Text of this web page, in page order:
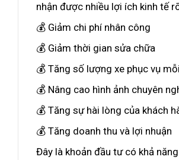
nhận được nhiều lợi ích kinh tế
💰 Giảm chi phí nhân công
💰 Giảm thời gian sửa chữa
💰 Tăng số lượng xe phục vụ
💰 Nâng cao hình ảnh chuyên
💰 Tăng sự hài lòng của khách
💰 Tăng doanh thu và lợi nhuận
Đây là khoản đầu tư có khả